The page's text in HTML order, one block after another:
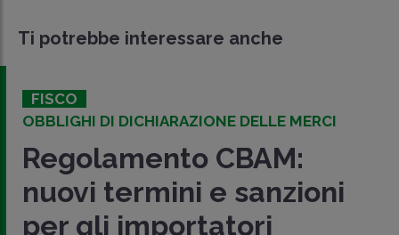
Ti potrebbe interessare anche
FISCO
OBBLIGHI DI DICHIARAZIONE DELLE MERCI
Regolamento CBAM:
nuovi termini e sanzioni
per gli importatori